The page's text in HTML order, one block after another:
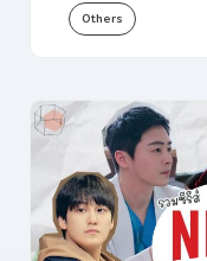
Others